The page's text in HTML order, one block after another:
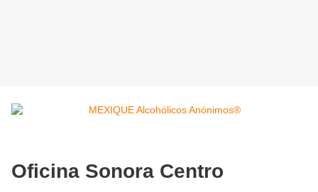
Oficina Sonora Centro